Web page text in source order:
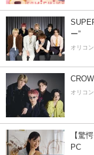
ー”
オリコ
オリコ
【驚
PC